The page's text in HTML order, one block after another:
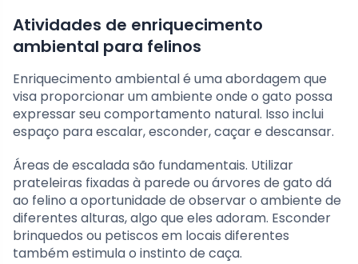
Atividades de enriquecimento
ambiental para felinos
Enriquecimento ambiental é uma abordagem que
visa proporcionar um ambiente onde o gato possa
expressar seu comportamento natural. Isso inclui
espaço para escalar, esconder, caçar e descansar.
Áreas de escalada são fundamentais. Utilizar
prateleiras fixadas à parede ou árvores de gato dá
ao felino a oportunidade de observar o ambiente de
diferentes alturas, algo que eles adoram. Esconder
brinquedos ou petiscos em locais diferentes
também estimula o instinto de caça.